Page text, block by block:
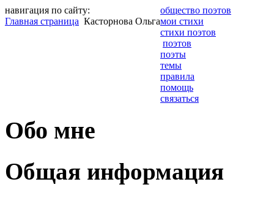
навигация по сайту:
Главная страница Касторнова Ольга
общество поэтов
мои стихи
стихи поэтов
поэтов
поэты
темы
правила
помощь
связаться
Обо мне
Общая информация